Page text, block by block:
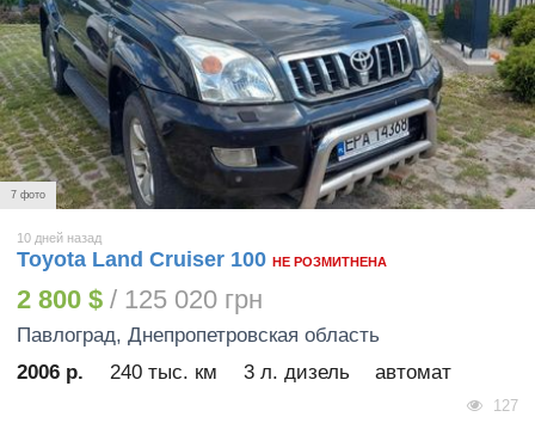
7 фото
10 дней назад
Toyota Land Cruiser 100 НЕ РОЗМИТНЕНА
2 800 $ / 125 020 грн
Павлоград, Днепропетровская область
2006 р.
240 тыс. км 3 л. дизель автомат
127